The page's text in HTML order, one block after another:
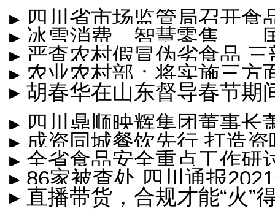
▸ 四川省市场监管局召开食
▸ 冰雪消费、智慧零售……
消费
▸ 严查农村假冒伪劣食品
▸ 农业农村部：将实施三方
型
▸ 胡春华在山东督导春节期
▸ 四川鼎顺映辉集团董事长
一届理事会新...
▸ 成资同城餐饮先行 打造
▸ 全省食品安全重点工作研
▸ 86家被查处 四川通报
果
▸ 直播带货，合规才能“火”